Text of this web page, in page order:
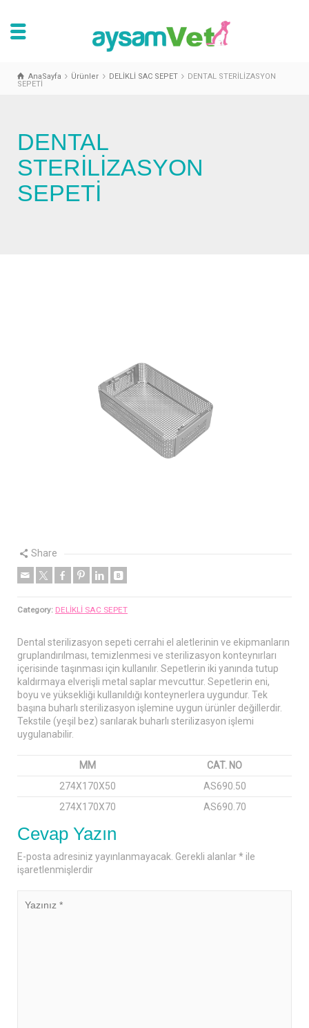
AnaSayfa Ürünler DELİKLİ SAC SEPET
DENTAL STERİLİZASYON
SEPETİ
DENTAL
STERİLİZASYON
SEPETİ
Share
Category: DELİKLİ SAC SEPET
Dental sterilizasyon sepeti cerrahi el aletlerinin ve ekipmanların
gruplandırılması, temizlenmesi ve sterilizasyon konteynırları
içerisinde taşınması için kullanılır. Sepetlerin iki yanında tutup
kaldırmaya elverişli metal saplar mevcuttur. Sepetlerin eni,
boyu ve yüksekliği kullanıldığı konteynerlera uygundur. Tek
başına buharlı sterilizasyon işlemine uygun ürünler değillerdir.
Tekstile (yeşil bez) sarılarak buharlı sterilizasyon işlemi
uygulanabilir.
MM
CAT. NO
274X170X50
AS690.50
274X170X70
AS690.70
Cevap Yazın
E-posta adresiniz yayınlanmayacak. Gerekli alanlar* ile
işaretlenmişlerdir